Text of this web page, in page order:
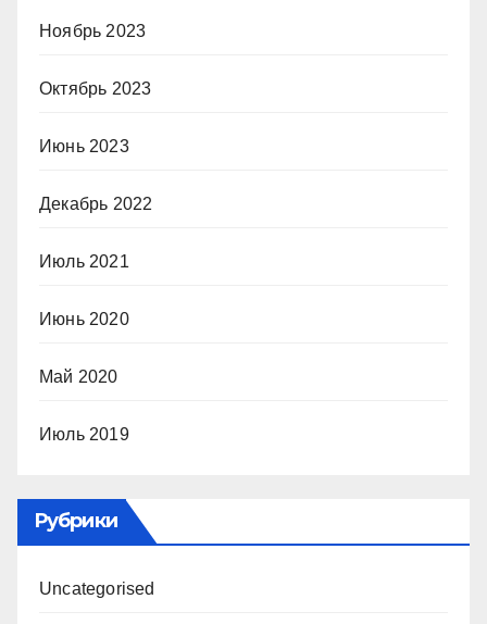
Ноябрь 2023
Октябрь 2023
Июнь 2023
Декабрь 2022
Июль 2021
Июнь 2020
Май 2020
Июль 2019
Рубрики
Uncategorised